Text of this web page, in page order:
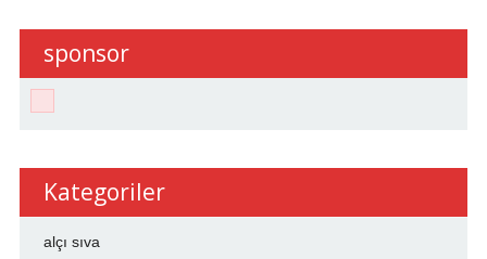
sponsor
Kategoriler
alçı sıva